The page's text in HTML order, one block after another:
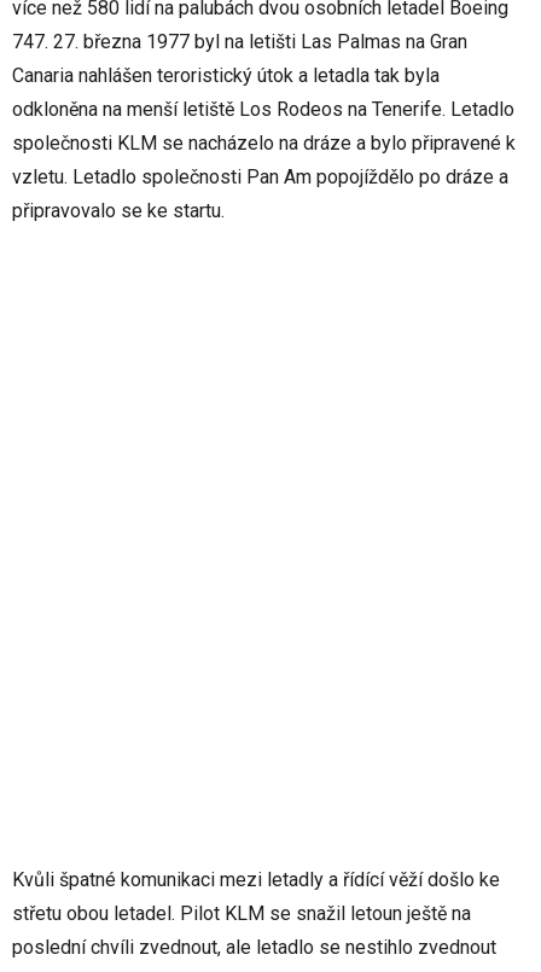
více než 580 lidí na palubách dvou osobních letadel Boeing
747. 27. března 1977 byl na letišti Las Palmas na Gran
Canaria nahlášen teroristický útok a letadla tak byla
odkloněna na menší letiště Los Rodeos na Tenerife. Letadlo
společnosti KLM se nacházelo na dráze a bylo připravené k
vzletu. Letadlo společnosti Pan Am popojíždělo po dráze a
připravovalo se ke startu.
Kvůli špatné komunikaci mezi letadly a řídící věží došlo ke
střetu obou letadel. Pilot KLM se snažil letoun ještě na
poslední chvíli zvednout, ale letadlo se nestihlo zvednout